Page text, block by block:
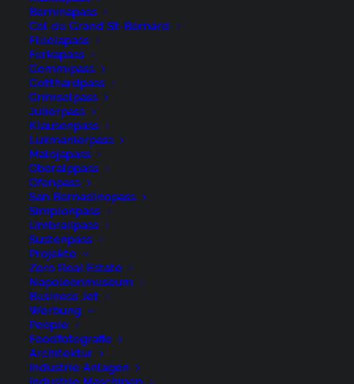
Berninapass
Col du Grand St-Bernard
Flüelapass
Furkapass
Gemmipass
Gotthardpass
Grimselpass
Julierpass
Klausenpass
Lukmanierpass
Malojapass
Oberalppass
Ofenpass
San Bernadinopass
Simplonpass
Umbrailpass
Sustenpass
Projekte
Zero Real Estate
Napoleonmuseum
Business Jet
Werbung
People
Foodfotografie
Architektur
Industrie Anlagen
René Niederer Fotografie
Nürigstrasse 4
CH 9107 Urnäsch
Switzerland
Phone: +41 79 262 46 52
niederer@artwiese.ch